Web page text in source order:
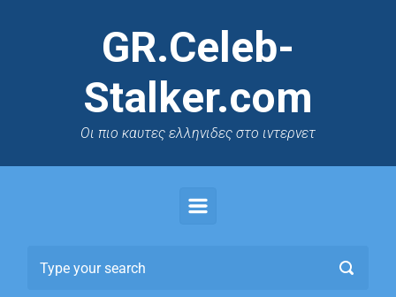
GR.Celeb-
Stalker.com
Oι πιο καυτες ελληνιδες στο ιντερνετ